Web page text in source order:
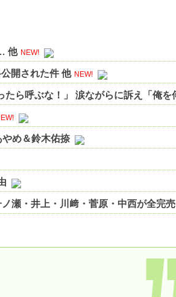
他 NEW!
開された件 他 NEW!
め＆鈴木佑捺
瀬・井上・川﨑・菅原・中西が全完売
ジギレしてる
ハ！』ミーグリ日程がこちら